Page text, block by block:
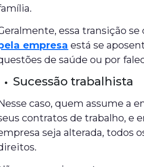
essa transição se
empresa está se
de saúde ou por
Sucessão trabalhista
caso, quem assume a
contratos de trabalho, e
seja alterada, todos